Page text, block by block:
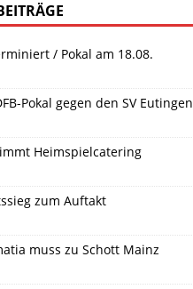
/ Pokal am 18.08.
Pokal gegen den SV Eutingen
Heimspielcatering
zum Auftakt
muss zu Schott Mainz